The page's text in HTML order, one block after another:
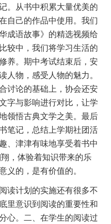
。从书中积累大量优美的
自己的作品中使用。我们
成语故事》的精选视频给
较中，我们将学习生活的
养。期中考试结束后，安
人物，感受人物的魅力。
讨论的基础上，协会还安
字与影响进行对比，让学
领悟古典文学之美。最后
笔记，总结上学期社团活
、津津有味地享受着书中
，体验着知识带来的乐
义的，是有价值的。
计划的实施还有很多不
里意识到阅读的重要性和
心。二、在学生的阅读过